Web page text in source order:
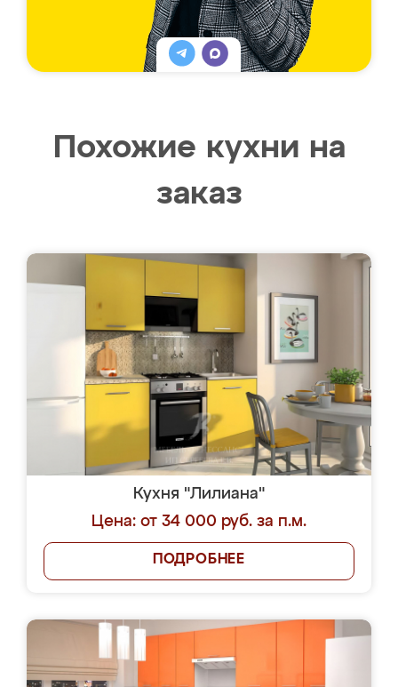
Похожие кухни на
заказ
Кухня "Лилиана"
Цена: от 34 000 руб. за п.м.
ПОДРОБНЕЕ